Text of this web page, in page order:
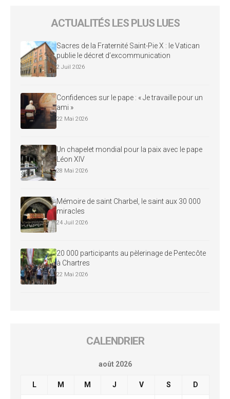
ACTUALITÉS LES PLUS LUES
Sacres de la Fraternité Saint-Pie X : le Vatican
publie le décret d’excommunication
2 Juil 2026
Confidences sur le pape : « Je travaille pour un
ami »
22 Mai 2026
Un chapelet mondial pour la paix avec le pape
Léon XIV
28 Mai 2026
Mémoire de saint Charbel, le saint aux 30 000
miracles
24 Juil 2026
20 000 participants au pèlerinage de Pentecôte
à Chartres
22 Mai 2026
CALENDRIER
août 2026
L M M J V S D